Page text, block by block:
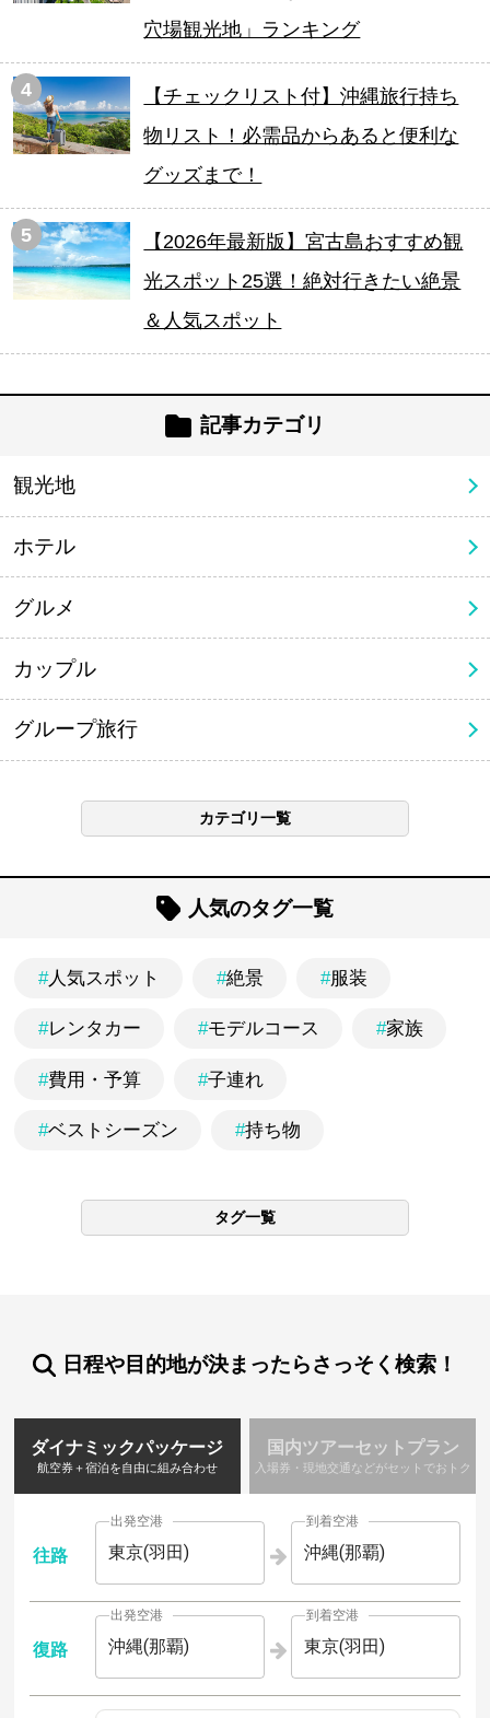
穴場観光地」ランキング
4
【チェックリスト付】沖縄旅行持ち
物リスト！必需品からあると便利な
グッズまで！
5
【2026年最新版】宮古島おすすめ観
光スポット25選！絶対行きたい絶景
＆人気スポット
記事カテゴリ
観光地
ホテル
グルメ
カップル
グループ旅行
カテゴリ一覧
人気のタグ一覧
#人気スポット #絶景 #服装
#レンタカー #モデルコース #家族
#費用・予算 #子連れ
#ベストシーズン #持ち物
タグ一覧
日程や目的地が決まったらさっそく検索！
ダイナミックパッケージ
航空券＋宿泊を自由に組み合わせ
国内ツアーセットプラン
入場券・現地交通などがセットでおトク
往路
出発空港
東京(羽田)
到着空港
沖縄(那覇)
復路
出発空港
沖縄(那覇)
到着空港
東京(羽田)